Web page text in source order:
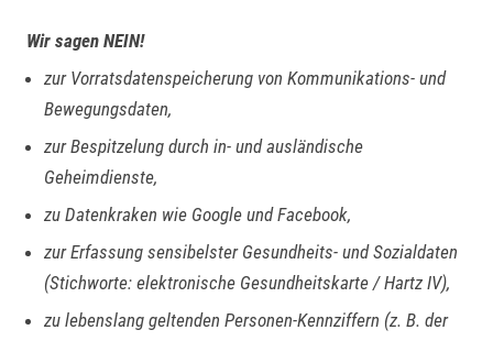
Wir sagen NEIN!
zur Vorratsdatenspeicherung von Kommunikations- und
Bewegungsdaten,
zur Bespitzelung durch in- und ausländische
Geheimdienste,
zu Datenkraken wie Google und Facebook,
zur Erfassung sensibelster Gesundheits- und Sozialdaten
(Stichworte: elektronische Gesundheitskarte / Hartz IV),
zu lebenslang geltenden Personen-Kennziffern (z. B. der